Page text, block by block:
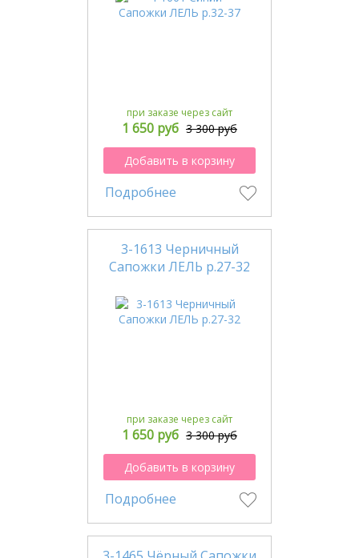
при заказе через сайт
1 650 руб 3 300 руб
Добавить в корзину
Подробнее
3-1613 Черничный
Сапожки ЛЕЛЬ р.27-32
при заказе через сайт
1 650 руб 3 300 руб
Добавить в корзину
Подробнее